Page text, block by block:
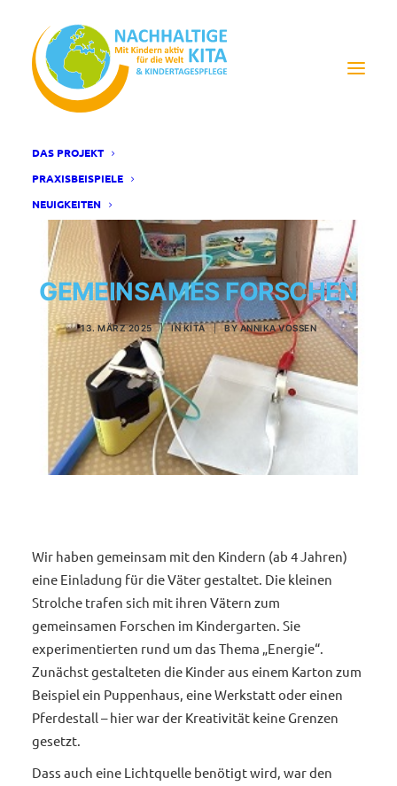
DAS PROJEKT
PRAXISBEISPIELE
NEUIGKEITEN
GEMEINSAMES FORSCHEN
13. MÄRZ 2025 | INKITA | BYANNIKA VOSSEN
Wir haben gemeinsam mit den Kindern (ab 4 Jahren)
eine Einladung für die Väter gestaltet. Die kleinen
Strolche trafen sich mit ihren Vätern zum
gemeinsamen Forschen im Kindergarten. Sie
experimentierten rund um das Thema „Energie“.
Zunächst gestalteten die Kinder aus einem Karton zum
Beispiel ein Puppenhaus, eine Werkstatt oder einen
Pferdestall – hier war der Kreativität keine Grenzen
gesetzt.
Dass auch eine Lichtquelle benötigt wird, war den